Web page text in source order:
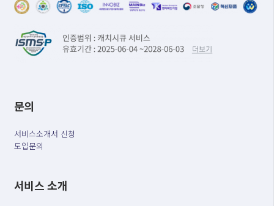
문의
서비스소개서 신청
도입문의
서비스 소개